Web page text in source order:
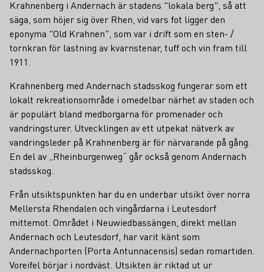
Krahnenberg i Andernach är stadens "lokala berg", så att
säga, som höjer sig över Rhen, vid vars fot ligger den
eponyma "Old Krahnen", som var i drift som en sten- /
tornkran för lastning av kvarnstenar, tuff och vin fram till
1911.
Krahnenberg med Andernach stadsskog fungerar som ett
lokalt rekreationsområde i omedelbar närhet av staden och
är populärt bland medborgarna för promenader och
vandringsturer. Utvecklingen av ett utpekat nätverk av
vandringsleder på Krahnenberg är för närvarande på gång.
En del av „Rheinburgenweg“ går också genom Andernach
stadsskog.
Från utsiktspunkten har du en underbar utsikt över norra
Mellersta Rhendalen och vingårdarna i Leutesdorf
mittemot. Området i Neuwiedbassängen, direkt mellan
Andernach och Leutesdorf, har varit känt som
Andernachporten (Porta Antunnacensis) sedan romartiden.
Voreifel börjar i nordväst. Utsikten är riktad ut ur